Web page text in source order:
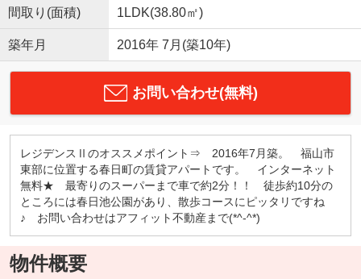
間取り(面積) 1LDK(38.80㎡)
築年月 2016年 7月(築10年)
お問い合わせ(無料)
レジデンスⅡのオススメポイント⇒ 2016年7月築。 福山市
東部に位置する春日町の賃貸アパートです。 インターネット
無料★ 最寄りのスーパーまで車で約2分！！ 徒歩約10分の
ところには春日池公園があり、散歩コースにピッタリですね
♪ お問い合わせはアフィット不動産まで(*^-^*)
物件概要